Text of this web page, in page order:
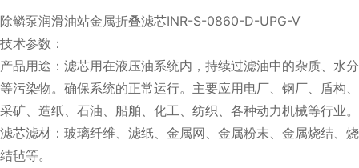
除鳞泵润滑油站金属折叠滤芯INR-S-0860-D-UPG-V
技术参数：
产品用途：滤芯用在液压油系统内，持续过滤油中的杂质、水分
等污染物。确保系统的正常运行。主要应用电厂、钢厂、盾构、
采矿、造纸、石油、船舶、化工、纺织、各种动力机械等行业。
滤芯滤材：玻璃纤维、滤纸、金属网、金属粉末、金属烧结、烧
结毡等。